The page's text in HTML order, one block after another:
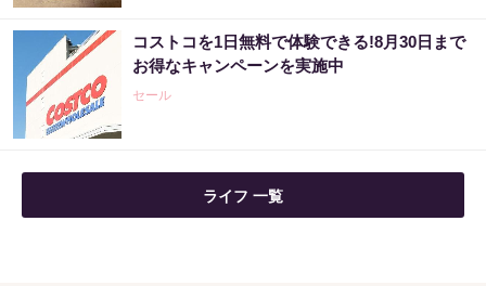
金運下げるの絶対やめて！9割が知らない“貯
金術”
PR（合同会社デジタルファーム ）
コストコを1日無料で体験できる!8月30日まで
お得なキャンペーンを実施中
セール
ライフ 一覧